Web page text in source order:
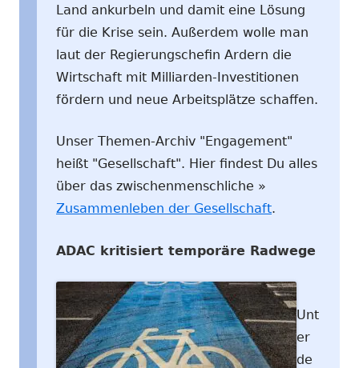
Land ankurbeln und damit eine Lösung
für die Krise sein. Außerdem wolle man
laut der Regierungschefin Ardern die
Wirtschaft mit Milliarden-Investitionen
fördern und neue Arbeitsplätze schaffen.
Unser Themen-Archiv "Engagement"
heißt "Gesellschaft". Hier findest Du alles
über das zwischenmenschliche »
Zusammenleben der Gesellschaft.
ADAC kritisiert temporäre Radwege
Unt
er
de